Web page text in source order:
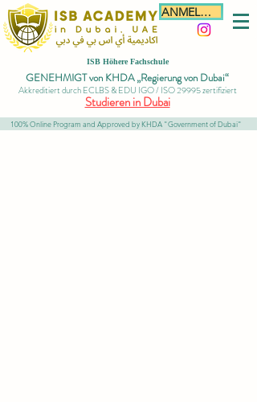
ANMELDEN
ISB Höhere Fachschule
GENEHMIGT von KHDA „Regierung von Dubai“
Akkreditiert durch ECLBS & EDU IGO / ISO 29995 zertifiziert
Studieren in Dubai
100% Online Program and Approved by KHDA "Government of Dubai"